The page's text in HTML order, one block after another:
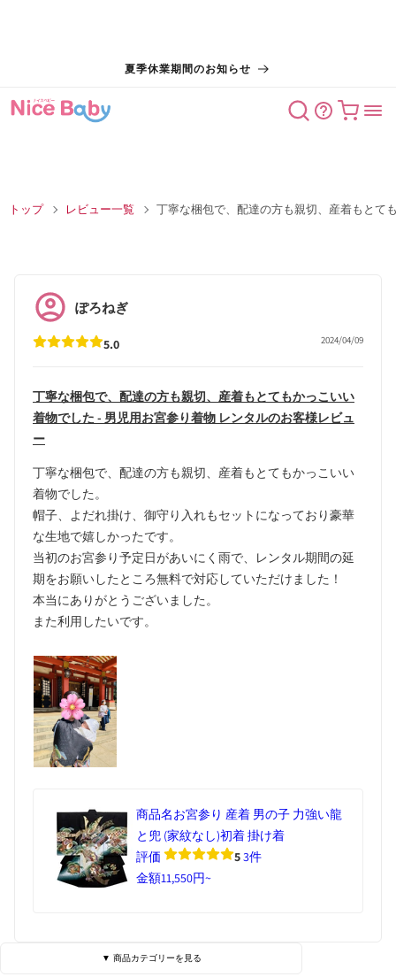
夏季休業期間のお知らせ
カート
トップ レビュー一覧 丁寧な梱包で、配達の方も親切、産着もとて
5.0 2024/04/09
ぽろねぎ
丁寧な梱包で、配達の方も親切、産着もとてもかっこいい
着物でした - 男児用お宮参り着物 レンタルのお客様レビュ
ー
丁寧な梱包で、配達の方も親切、産着もとてもかっこいい
着物でした。
帽子、よだれ掛け、御守り入れもセットになっており豪華
な生地で嬉しかったです。
当初のお宮参り予定日があいにく雨で、レンタル期間の延
期をお願いしたところ無料で対応していただけました！
本当にありがとうございました。
また利用したいです。
商品名お宮参り 産着 男の子 力強い龍
と兜 (家紋なし)初着 掛け着
評価
53件
金額11,550円~
▼ 商品カテゴリーを見る